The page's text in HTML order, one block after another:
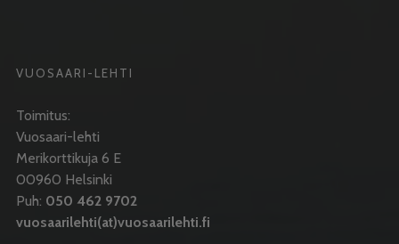
VUOSAARI-LEHTI
Toimitus:
Vuosaari-lehti
Merikorttikuja 6 E
00960 Helsinki
Puh: 050 462 9702
vuosaarilehti(at)vuosaarilehti.fi